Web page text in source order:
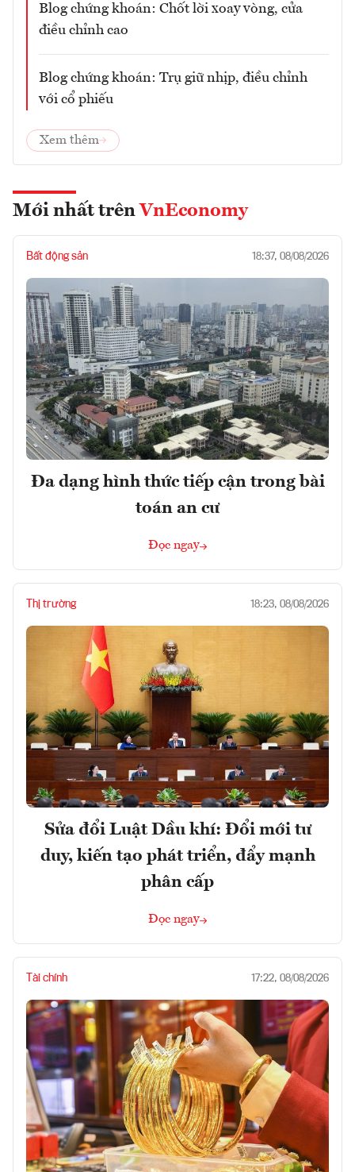
Blog chứng khoán: Chốt lời xoay vòng, cửa
điều chỉnh cao
Blog chứng khoán: Trụ giữ nhịp, điều chỉnh
với cổ phiếu
Xem thêm
Mới nhất trên VnEconomy
Bất động sản 18:37, 08/08/2026
Đa dạng hình thức tiếp cận trong bài
toán an cư
Đọc ngay
Thị trường 18:23, 08/08/2026
Sửa đổi Luật Dầu khí: Đổi mới tư
duy, kiến tạo phát triển, đẩy mạnh
phân cấp
Đọc ngay
Tài chính 17:22, 08/08/2026